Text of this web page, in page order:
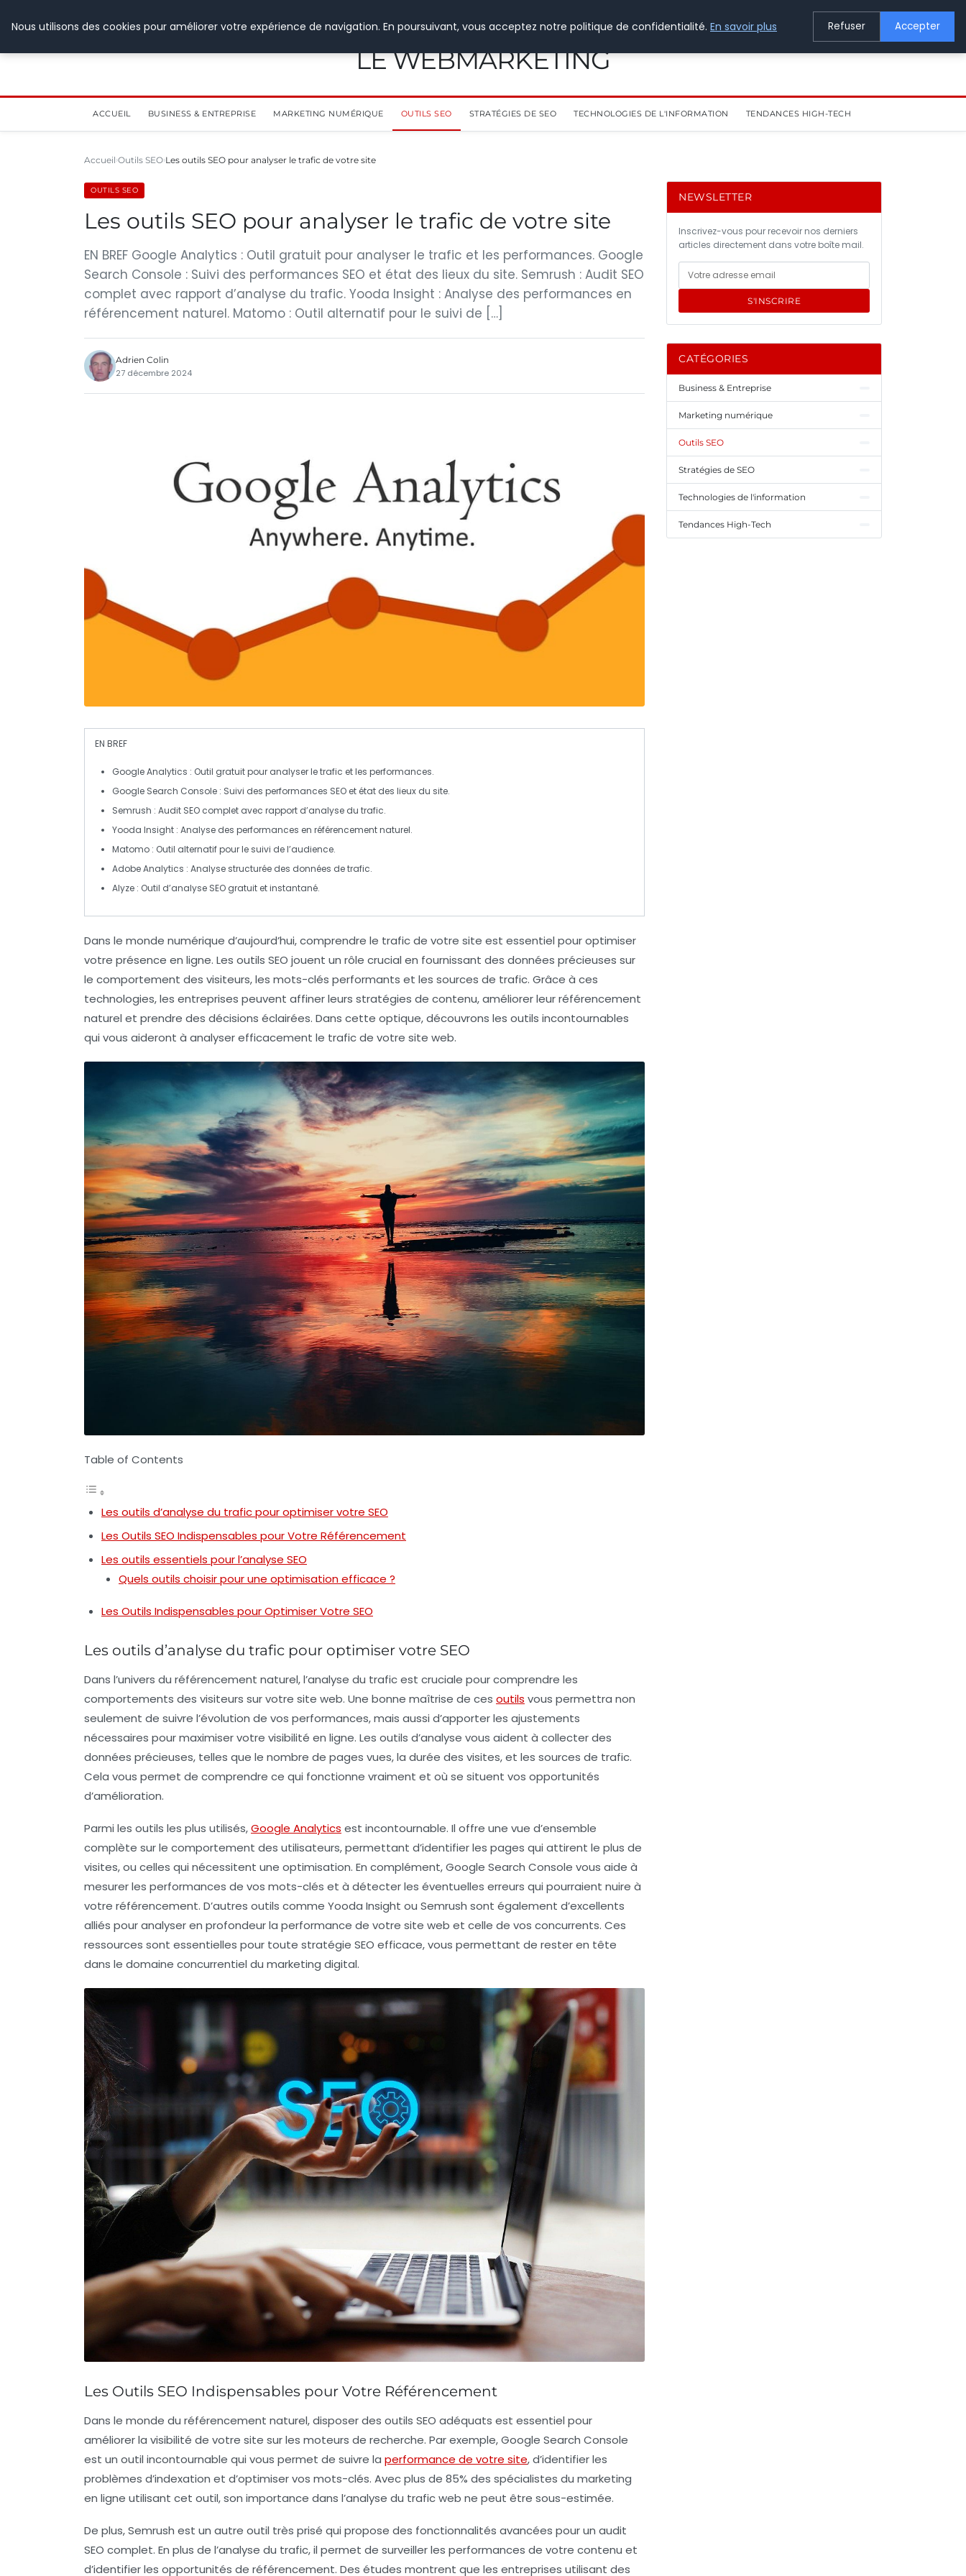
LE WEBMARKETING
ACCUEIL BUSINESS & ENTREPRISE MARKETING NUMÉRIQUE OUTILS SEO STRATÉGIES DE SEO TECHNOLOGIES DE L'INFORMATION TENDANCES HIGH-TECH
Accueil Outils SEO Les outils SEO pour analyser le trafic de votre site
OUTILS SEO
Les outils SEO pour analyser le trafic de votre site
EN BREF Google Analytics : Outil gratuit pour analyser le trafic et les performances. Google
Search Console : Suivi des performances SEO et état des lieux du site. Semrush : Audit SEO
complet avec rapport d’analyse du trafic. Yooda Insight : Analyse des performances en
référencement naturel. Matomo : Outil alternatif pour le suivi de […]
Adrien Colin
27 décembre 2024
EN BREF
Google Analytics : Outil gratuit pour analyser le trafic et les performances.
Google Search Console : Suivi des performances SEO et état des lieux du site.
Semrush : Audit SEO complet avec rapport d’analyse du trafic.
Yooda Insight : Analyse des performances en référencement naturel.
Matomo : Outil alternatif pour le suivi de l’audience.
Adobe Analytics : Analyse structurée des données de trafic.
Alyze : Outil d’analyse SEO gratuit et instantané.
Dans le monde numérique d’aujourd’hui, comprendre le trafic de votre site est essentiel pour optimiser
votre présence en ligne. Les outils SEO jouent un rôle crucial en fournissant des données précieuses sur
le comportement des visiteurs, les mots-clés performants et les sources de trafic. Grâce à ces
technologies, les entreprises peuvent affiner leurs stratégies de contenu, améliorer leurréférencement
naturel et prendre des décisions éclairées. Dans cette optique, découvrons les outils incontournables
qui vous aideront à analyser efficacement le trafic de votre site web.
Table of Contents
Les outils d’analyse du trafic pour optimiser votre SEO
Les Outils SEO Indispensables pour Votre Référencement
Les outils essentiels pour l’analyse SEO
Quels outils choisir pour une optimisation efficace ?
Les Outils Indispensables pour Optimiser Votre SEO
Les outils d’analyse du trafic pour optimiser votre SEO
Dans l’univers du référencement naturel, l’analyse du trafic est cruciale pour comprendre les
comportements des visiteurs sur votre site web. Une bonne maîtrise de ces outils vous permettra non
seulement de suivre l’évolution de vos performances, mais aussi d’apporter les ajustements
nécessaires pour maximiser votre visibilité en ligne. Les outils d’analyse vous aident à collecter des
données précieuses, telles que le nombre de pages vues, la durée des visites, et les sources de trafic.
Cela vous permet de comprendre ce qui fonctionne vraiment et où se situent vos opportunités
d’amélioration.
Parmi les outils les plus utilisés,Google Analytics est incontournable. Il offre une vue d’ensemble
complète sur le comportement des utilisateurs, permettant d’identifier les pages qui attirent le plus de
visites, ou celles qui nécessitent une optimisation. En complément,Google Search Console vous aide à
mesurer les performances de vos mots-clés et à détecter les éventuelles erreurs qui pourraient nuire à
votre référencement. D’autres outils comme Yooda Insight ou Semrush sont également d’excellents
alliés pour analyser en profondeur la performance de votre site web et celle de vos concurrents. Ces
ressources sont essentielles pour toute stratégie SEO efficace, vous permettant de rester en tête
dans le domaine concurrentiel du marketing digital.
Les Outils SEO Indispensables pour Votre Référencement
Dans le monde du référencement naturel, disposer des outils SEO adéquats est essentiel pour
améliorer la visibilité de votre site sur les moteurs de recherche. Par exemple,Google Search Console
est un outil incontournable qui vous permet de suivre la performance de votre site, d’identifier les
problèmes d’indexation et d’optimiser vos mots-clés. Avec plus de 85% des spécialistes du marketing
en ligne utilisant cet outil, son importance dans l’analyse du trafic web ne peut être sous-estimée.
De plus,Semrush est un autre outil très prisé qui propose des fonctionnalités avancées pour un audit
SEO complet. En plus de l’analyse du trafic, il permet de surveiller les performances de votre contenu et
d’identifier les opportunités de référencement. Des études montrent que les entreprises utilisant des
NEWSLETTER
Inscrivez-vous pour recevoir nos derniers
articles directement dans votre boîte mail.
S'INSCRIRE
CATÉGORIES
Business & Entreprise
Marketing numérique
Outils SEO
Stratégies de SEO
Technologies de l'information
Tendances High-Tech
Nous utilisons des cookies pour améliorer votre expérience de navigation. En poursuivant, vous acceptez notre politique de confidentialité. En savoir plus Refuser Accepter